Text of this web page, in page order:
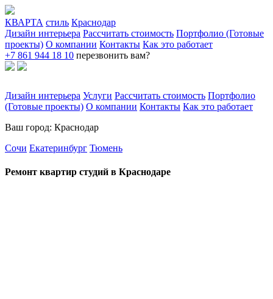
КВАРТА стиль Краснодар
Дизайн интерьера Рассчитать стоимость Портфолио (Готовые
проекты) О компании Контакты Как это работает
+7 861 944 18 10 перезвонить вам?
Дизайн интерьера Услуги Рассчитать стоимость Портфолио
(Готовые проекты) О компании Контакты Как это работает
Ваш город: Краснодар
Сочи Екатеринбург Тюмень
Ремонт квартир студий в Краснодаре